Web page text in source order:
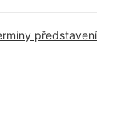
představení